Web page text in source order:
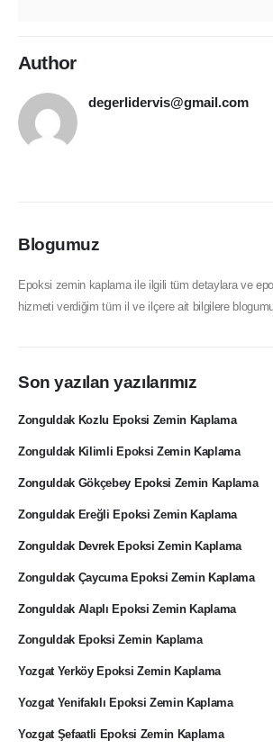
Author
degerlidervis@gmail.com
Blogumuz
Epoksi zemin kaplama ile ilgili tüm detaylara ve
hizmeti verdiğim tüm il ve ilçere ait bilgilere
Son yazılan yazılarımız
Zonguldak Kozlu Epoksi Zemin Kaplama
Zonguldak Kilimli Epoksi Zemin Kaplama
Zonguldak Gökçebey Epoksi Zemin Kaplama
Zonguldak Ereğli Epoksi Zemin Kaplama
Zonguldak Devrek Epoksi Zemin Kaplama
Zonguldak Çaycuma Epoksi Zemin Kaplama
Zonguldak Alaplı Epoksi Zemin Kaplama
Zonguldak Epoksi Zemin Kaplama
Yozgat Yerköy Epoksi Zemin Kaplama
Yozgat Yenifakılı Epoksi Zemin Kaplama
Yozgat Şefaatli Epoksi Zemin Kaplama